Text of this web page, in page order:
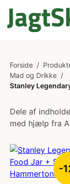
Forside /
Mad og Drikke /
Stanley
Dele af
med hjælp fra
-